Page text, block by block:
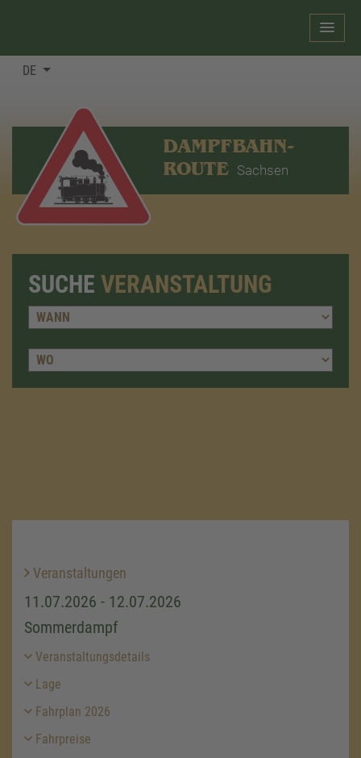
DE
DAMPFBAHN-
ROUTE Sachsen
SUCHE VERANSTALTUNG
Veranstaltungen
11.07.2026 - 12.07.2026
Sommerdampf
Veranstaltungsdetails
Lage
Fahrplan 2026
Fahrpreise